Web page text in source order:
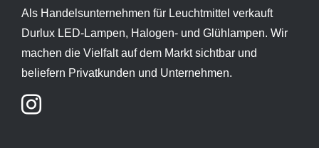
Als Handelsunternehmen für Leuchtmittel verkauft
Durlux LED-Lampen, Halogen- und Glühlampen. Wir
machen die Vielfalt auf dem Markt sichtbar und
beliefern Privatkunden und Unternehmen.